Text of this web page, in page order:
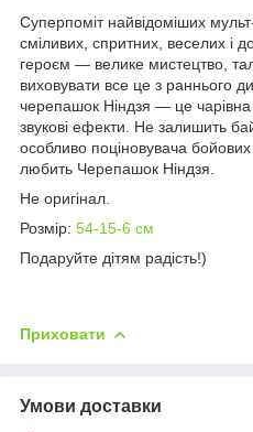
Суперпоміт найвідоміших
сміливих, спритних, веселих і
героєм — велике мистецтво,
виховувати все це з раннього
черепашок Ніндзя — це чарівна
звукові ефекти. Не залишить
особливо поціновувача
любить Черепашок Ніндзя.
Не оригінал.
Розмір: 54-15-6 см
Подаруйте дітям радість!)
Приховати
Умови доставки